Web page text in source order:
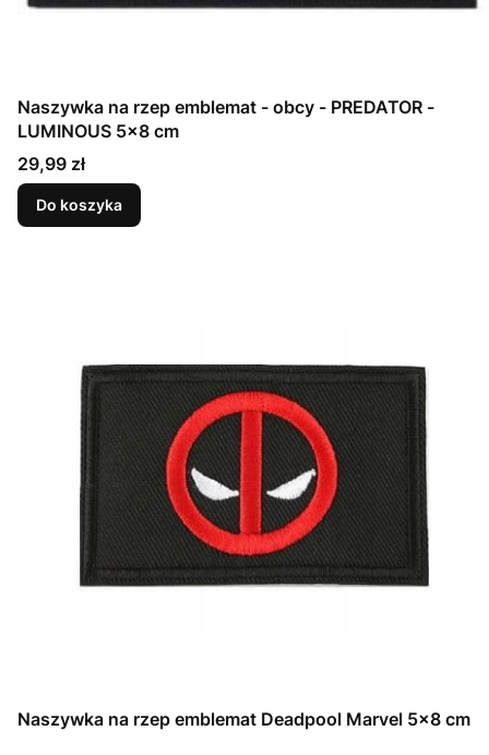
Naszywka na rzep emblemat - obcy - PREDATOR -
LUMINOUS 5x8 cm
Cena
29,99 zł
Do koszyka
Naszywka na rzep emblemat Deadpool Marvel 5x8 cm